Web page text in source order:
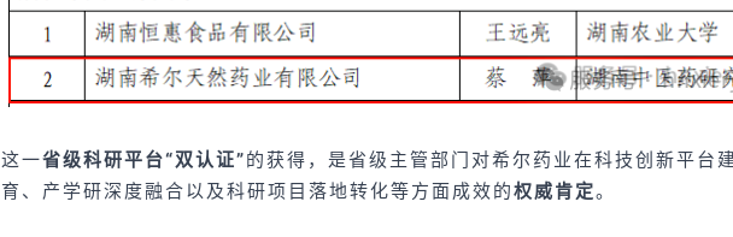
这一省级科研平台“双认证”的获得，是省级主管部门对希尔药业在科技创新平台
育、产学研深度融合以及科研项目落地转化等方面成效的权威肯定。